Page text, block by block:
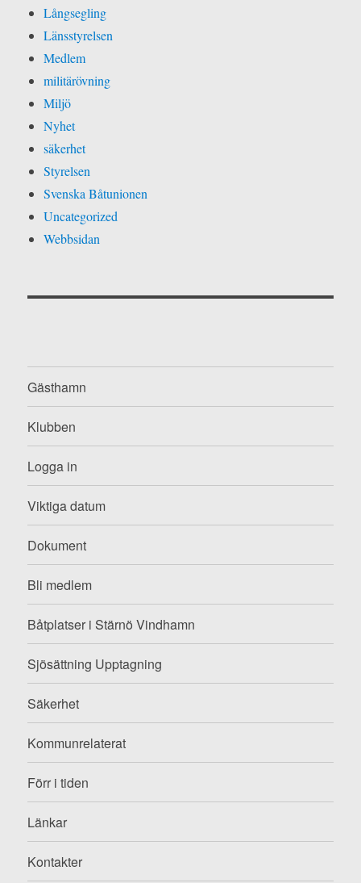
Långsegling
Länsstyrelsen
Medlem
militärövning
Miljö
Nyhet
säkerhet
Styrelsen
Svenska Båtunionen
Uncategorized
Webbsidan
Gästhamn
Klubben
Logga in
Viktiga datum
Dokument
Bli medlem
Båtplatser i Stärnö Vindhamn
Sjösättning Upptagning
Säkerhet
Kommunrelaterat
Förr i tiden
Länkar
Kontakter